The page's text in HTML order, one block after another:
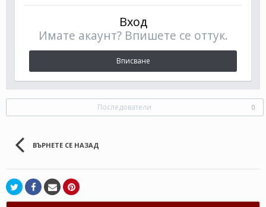
Вход
Имате акаунт? Впишете се оттук.
Вписване
Последователи 0
ВЪРНЕТЕ СЕ НАЗАД